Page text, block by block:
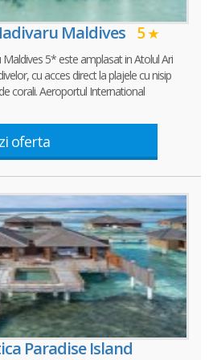
Maldives 5
5* este amplasat in Atolul Ari
cu acces direct la plajele cu nisip
corali. Aeroportul International
oferta
Paradise Island